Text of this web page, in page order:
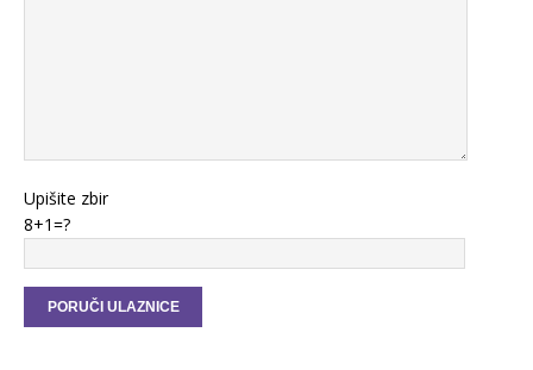
Upišite zbir
8+1=?